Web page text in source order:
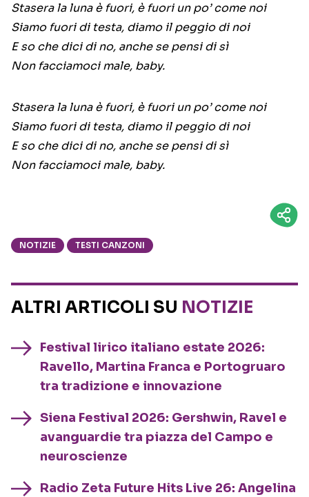
Stasera la luna è fuori, è fuori un po’ come noi
Siamo fuori di testa, diamo il peggio di noi
E so che dici di no, anche se pensi di sì
Non facciamoci male, baby.
Stasera la luna è fuori, è fuori un po’ come noi
Siamo fuori di testa, diamo il peggio di noi
E so che dici di no, anche se pensi di sì
Non facciamoci male, baby.
NOTIZIE TESTI CANZONI
ALTRI ARTICOLI SU NOTIZIE
Festival lirico italiano estate 2026:
Ravello, Martina Franca e Portogruaro
tra tradizione e innovazione
Siena Festival 2026: Gershwin, Ravel e
avanguardie tra piazza del Campo e
neuroscienze
Radio Zeta Future Hits Live 26: Angelina